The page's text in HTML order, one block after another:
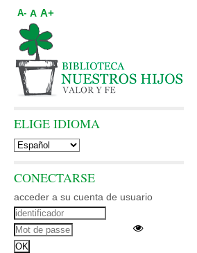
A- A A+
ELIGE IDIOMA
CONECTARSE
acceder a su cuenta de usuario